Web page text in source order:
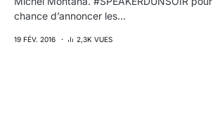
chance d’annoncer les…
19 FÉV. 2016 2,3K VUES